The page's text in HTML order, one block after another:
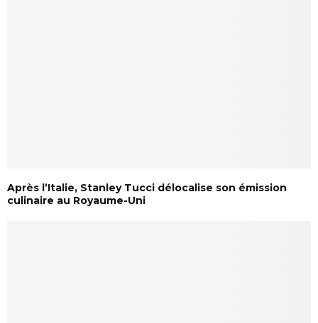
Après l’Italie, Stanley Tucci délocalise son émission
culinaire au Royaume-Uni